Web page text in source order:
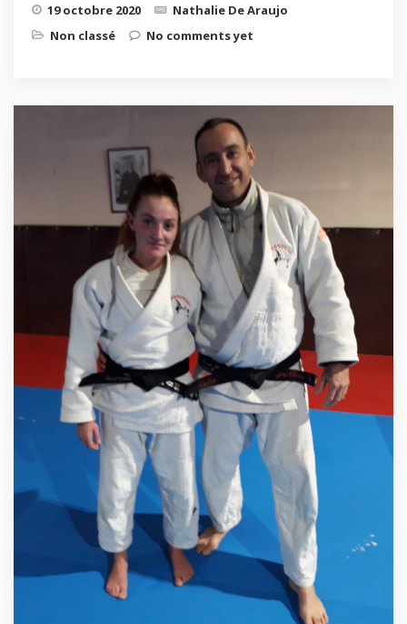
19 octobre 2020
Nathalie De Araujo
Non classé
No comments yet